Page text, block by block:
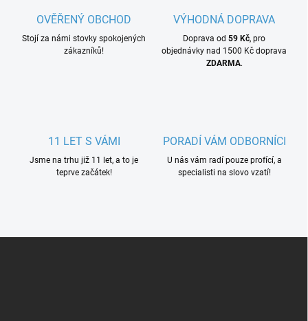
OVĚŘENÝ OBCHOD
Stojí za námi stovky spokojených
zákazníků!
VÝHODNÁ DOPRAVA
Doprava od 59 Kč, pro
objednávky nad 1500 Kč doprava
ZDARMA.
11 LET S VÁMI
Jsme na trhu již 11 let, a to je
teprve začátek!
PORADÍ VÁM ODBORNÍCI
U nás vám radí pouze profící, a
specialisti na slovo vzatí!